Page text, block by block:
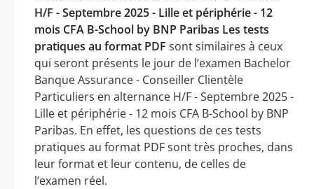
H/F - Septembre 2025 - Lille et périphérie - 12
mois CFA B-School by BNP Paribas Les tests
pratiques au format PDF sont similaires à ceux
qui seront présents le jour de l’examen Bachelor
Banque Assurance - Conseiller Clientèle
Particuliers en alternance H/F - Septembre 2025 -
Lille et périphérie - 12 mois CFA B-School by BNP
Paribas. En effet, les questions de ces tests
pratiques au format PDF sont très proches, dans
leur format et leur contenu, de celles de
l’examen réel.